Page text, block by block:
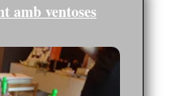
amb ventoses